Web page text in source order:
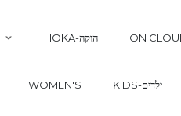
HOKA-הוקה
WOMEN'S KIDS-ילדים